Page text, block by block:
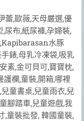
蕾,歐薇,天母嚴選,優
尿布,紙尿褲,孕婦裝,
水豚
錶,母乳冷凍袋,吸乳
素,金可貝可,寶寶枕,
護欄,童裝,開箱,哪裡
童書桌,兒童雨衣,兒
腳踏車,兒童遊戲,我
,童裝批發, 韓國童裝,